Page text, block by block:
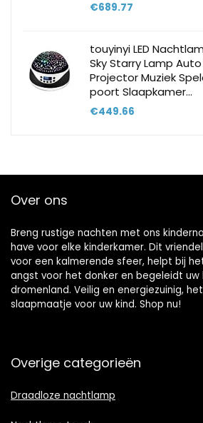
€689.77
touyinyi LED
Sky Starry Lamp
Projector Muziek
poort Slaapkamer…
€449.66
Over ons
Breng rustige nachten met ons
have voor elke kinderkamer. Dit
voor een kalmerende sfeer, helpt bij
angst voor het donker en begeleidt uw
dromenland. Veilig en energiezuinig,
slaapmaatje voor uw kind. Shop nu!
Overige categorieën
Draadloze nachtlamp